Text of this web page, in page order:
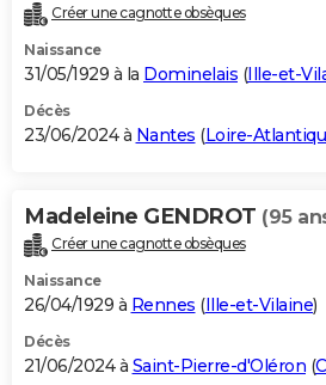
Créer une cagnotte obsèques
Naissance
31/05/1929 à la Dominelais (Ille-et-
Décès
23/06/2024 à Nantes (Loire-
Madeleine GENDROT (95
Créer une cagnotte obsèques
Naissance
26/04/1929 à Rennes (Ille-et-Vilaine)
Décès
21/06/2024 à Saint-Pierre-d'Oléron (